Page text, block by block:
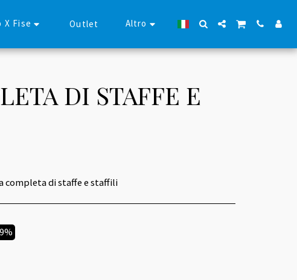
X Fise Outlet Altro
DI STAFFE E
completa di staffe e staffili